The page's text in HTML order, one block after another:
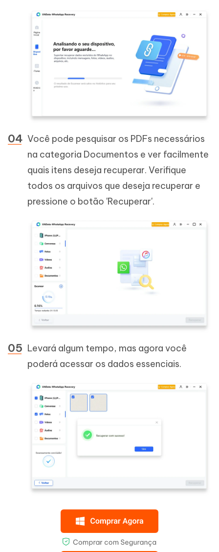
Você pode pesquisar os PDFs necessários
na categoria Documentos e ver facilmente
quais itens deseja recuperar. Verifique
todos os arquivos que deseja recuperar e
pressione o botão 'Recuperar'.
Levará algum tempo, mas agora você
poderá acessar os dados essenciais.